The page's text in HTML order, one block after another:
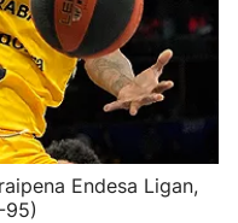
Endesa Ligan,
95)